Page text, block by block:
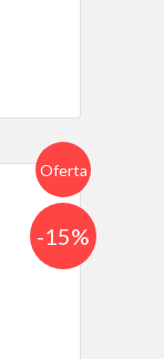
Oferta
-15%